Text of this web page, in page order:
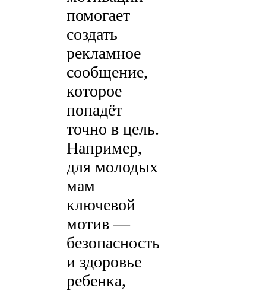
помогает
создать
рекламное
сообщение,
которое
попадёт
точно в цель.
Например,
для молодых
мам
ключевой
мотив —
безопасность
и здоровье
ребенка,